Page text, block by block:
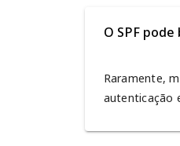
O SPF
Raramente,
autenticação